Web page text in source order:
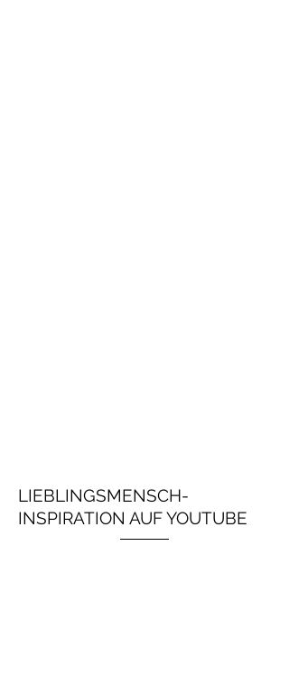
LIEBLINGSMENSCH-
INSPIRATION AUF YOUTUBE